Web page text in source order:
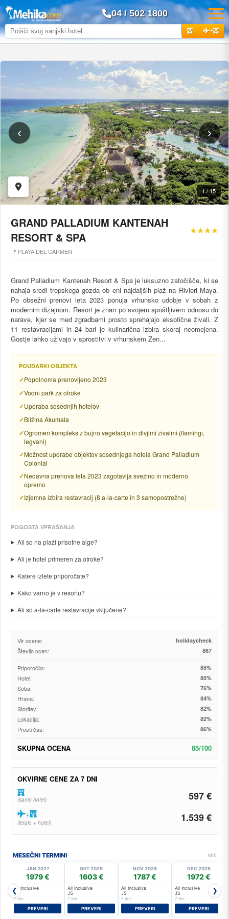
04 / 502 1800
+
‹ ›
1 / 15
GRAND PALLADIUM KANTENAH
RESORT & SPA
★★★★
📍 PLAYA DEL CARMEN
Grand Palladium Kantenah Resort & Spa je luksuzno zatočišče, ki se
nahaja sredi tropskega gozda ob eni najdaljših plaž na Rivieri Maya.
Po obsežni prenovi leta 2023 ponuja vrhunsko udobje v sobah z
modernim dizajnom. Resort je znan po svojem spoštljivem odnosu do
narave, kjer se med zgradbami prosto sprehajajo eksotične živali. Z
11 restavracijami in 24 bari je kulinarična izbira skoraj neomejena.
Gostje lahko uživajo v sprostitvi v vrhunskem Zen...
POUDARKI OBJEKTA
Popolnoma prenovljeno 2023
Vodni park za otroke
Uporaba sosednjih hotelov
Bližina Akumala
Ogromen kompleks z bujno vegetacijo in divjimi živalmi (flamingi,
legvani)
Možnost uporabe objektov sosednjega hotela Grand Palladium
Colonial
Nedavna prenova leta 2023 zagotavlja svežino in moderno
opremo
Izjemna izbira restavracij (8 a-la-carte in 3 samopostrežne)
POGOSTA VPRAŠANJA
Ali so na plaži prisotne alge?
Ali je hotel primeren za otroke?
Katere izlete priporočate?
Kako varno je v resortu?
Ali so a-la-carte restavracije vključene?
Vir ocene: holidaycheck
Število ocen: 887
Priporočilo: 85%
Hotel: 85%
Soba: 76%
Hrana: 84%
Storitev: 82%
Lokacija: 82%
Prosti čas: 86%
SKUPNA OCENA 85/100
OKVIRNE CENE ZA 7 DNI
(samo hotel) 597 €
+
(letalo + hotel) 1.539 €
MESEČNI TERMINI MIX
❮
JAN 2027
1979 €
All Inclusive
JS
7 dni
PREVERI
OKT 2026
1603 €
All Inclusive
JS
7 dni
PREVERI
NOV 2026
1787 €
All Inclusive
JS
7 dni
PREVERI
DEC 2026
1972 €
All Inclusive
JS
7 dni
PREVERI
❯